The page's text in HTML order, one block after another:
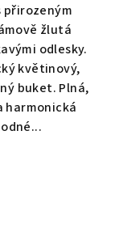
přirozeným
žlutá
odlesky.
květinový,
buket. Plná,
harmonická